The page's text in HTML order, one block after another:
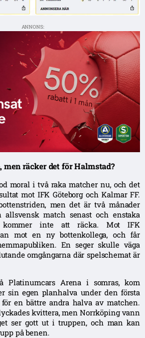
ANNONS:
men räcker det för Halmstad?
moral i två raka matcher nu, och det
mot IFK Göteborg och Kalmar FF.
men det är två månader
match senast och enstaka
kommer inte att räcka. Mot IFK
mot en ny bottenkollega, och får
En seger skulle väga
omgångarna där spelschemat är
Platinumcars Arena i somras, kom
sin egen planhalva under den första
en bättre andra halva av matchen.
kvittera, men Norrköping vann
ser gott ut i truppen, och man kan
på benen.